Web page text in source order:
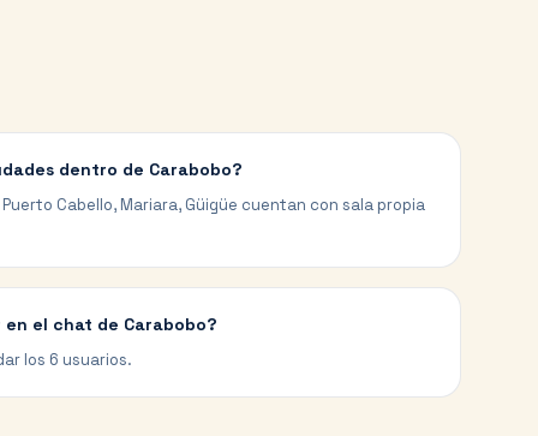
dentro de Carabobo?
Cabello, Mariara, Güigüe cuentan con sala propia
el chat de Carabobo?
los 6 usuarios.